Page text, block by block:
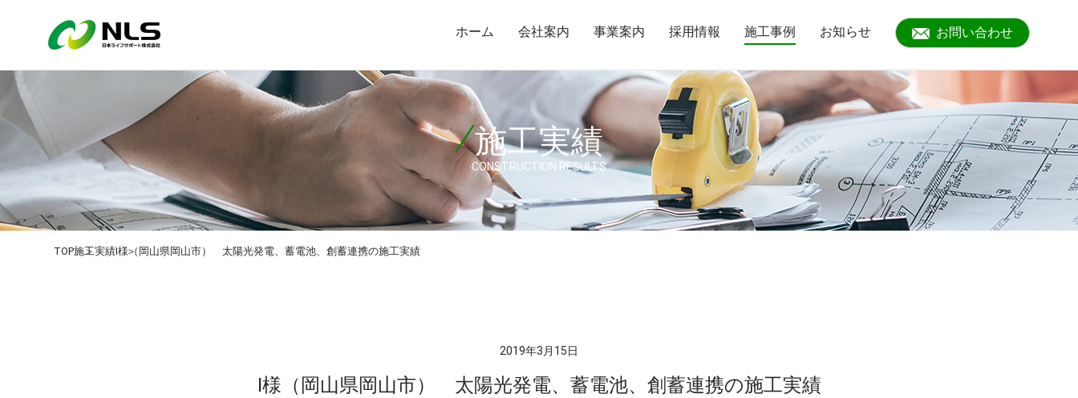
ホーム 会社案内 事業案内 採用情報 施工事例 お知らせ お問い合わせ
施工実績
CONSTRUCTION RESULTS
TOP施工実績I様（岡山県岡山市） 太陽光発電、蓄電池、創蓄連携の施工実績
2019年3月15日
I様（岡山県岡山市） 太陽光発電、蓄電池、創蓄連携の施工実績